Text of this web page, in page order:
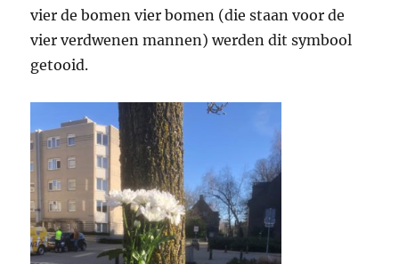
vier de bomen vier bomen (die staan voor de
vier verdwenen mannen) werden dit symbool
getooid.